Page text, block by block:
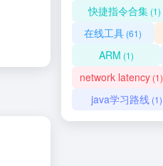
快捷指令合集(1)
在线工具 (61)
ARM (1)
network latency (1)
java学习路线(1)